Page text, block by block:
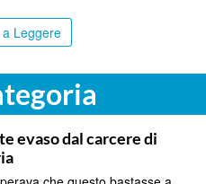
Leggere
evaso dal carcere di